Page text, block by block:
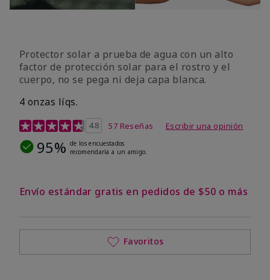
Protector solar a prueba de agua con un alto
factor de protección solar para el rostro y el
cuerpo, no se pega ni deja capa blanca.
4 onzas líqs.
Calificación de clientes de 4,2 de 5
4.8 57 Reseñas Escribir una opinión
95% de los encuestados
recomendaría a un amigo.
Envío estándar gratis en pedidos de $50 o más
Favoritos